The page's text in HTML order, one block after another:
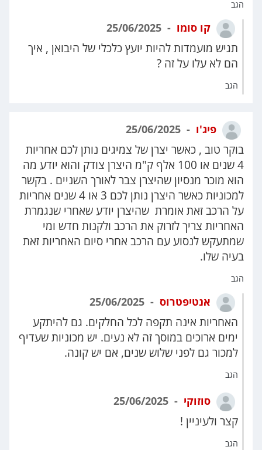
הגב
קו סומו
תגיש מועמדות להיות יועץ כלכלי של היבואן , איך
הם לא עלו על זה ?
הגב
פיג'ו
בוקר טוב , כאשר יצרן של צמיגים נותן לכם אחריות
4 שנים או 100 אלף ק"מ היצרן צודק והוא יודע מה
הוא מוכר מנסיון שהיצרן צבר לאורך השניים . בקשר
למכוניות כאשר היצרן נותן לכם 3 או 4 שנים אחריות
על הרכב זאת אומרת שהיצרן יודע שאחרי שנגמרת
האחריות צריך לזרוק את הרכב ולקנות חדש ומי
שמתעקש לנסוע עם הרכב אחרי סיום האחריות זאת
בעיה שלו.
הגב
אנטיפטרוס
האחריות אינה תקפה לכל החלקים. גם להיתקע
ימים ארוכים במוסך זה לא נעים. יש מכוניות שעדיף
למכור גם לפני שלוש שנים, אם יש קונה.
הגב
סוזוקי
קצר ולעיניין !
הגב